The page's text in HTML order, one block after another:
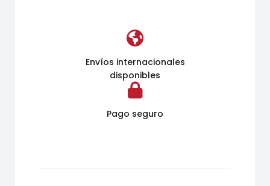
Envíos internacionales
disponibles
Pago seguro